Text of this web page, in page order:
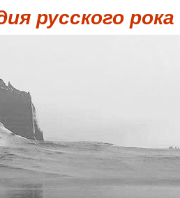
русского рока